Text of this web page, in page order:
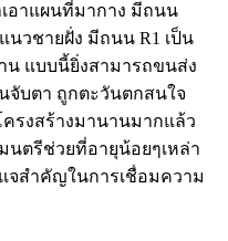
อาแผนที่มากาง มีถนน
นวชายฝั่ง มีถนน R1 เป็น
น แบบนี้ยิ่งสามารถขนส่ง
จับตา ถูกตะวันตกสนใจ
รงสร้างมานานมากแล้ว
ตรีช่วยที่อายุน้อยๆเหล่า
จสำคัญในการเชื่อมความ